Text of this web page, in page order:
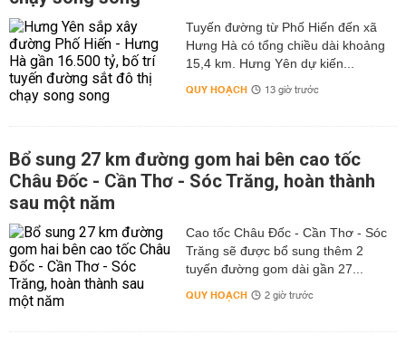
Tuyến đường từ Phố Hiến đến xã
Hưng Hà có tổng chiều dài khoảng
15,4 km. Hưng Yên dự kiến...
QUY HOẠCH 13 giờ trước
Bổ sung 27 km đường gom hai bên cao tốc
Châu Đốc - Cần Thơ - Sóc Trăng, hoàn thành
sau một năm
Cao tốc Châu Đốc - Cần Thơ - Sóc
Trăng sẽ được bổ sung thêm 2
tuyến đường gom dài gần 27...
QUY HOẠCH 2 giờ trước